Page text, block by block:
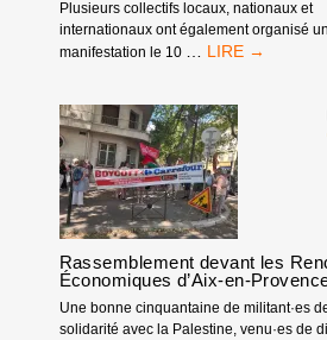
Plusieurs collectifs locaux, nationaux et
internationaux ont également organisé
manifestation le 10
BOYCOTT
LA
FÉDÉRATION
ISRAÉLIENNE
D’ESCALADE
DOIT
ÊTRE
EXCLUE
DES
COMPÉTITIONS
!
Rassemblement devant les
Économiques d’Aix-en-
Une bonne cinquantaine de militant·es
solidarité avec la Palestine, venu·es de